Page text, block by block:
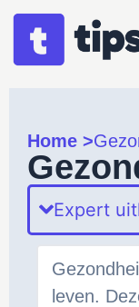
Home >
Expert
leven.